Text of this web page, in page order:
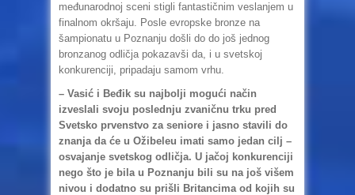
međunarodnoj sceni stigli fantastičnim veslanjem u
finalnom okršaju. Posle evropske bronze na
šampionatu u Poznanju došli do do još jednog
bronzanog odličja pokazavši da, i u svetskoj
konkurenciji, pripadaju samom vrhu.
– Vasić i Beđik su najbolji mogući način
izveslali svoju poslednju zvaničnu trku pred
Svetsko prvenstvo za seniore i jasno stavili do
znanja da će u Ožibeleu imati samo jedan cilj –
osvajanje svetskog odličja. U jačoj konkurenciji
nego što je bila u Poznanju bili su na još višem
nivou i dodatno su prišli Britancima od kojih su